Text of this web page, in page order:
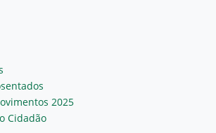
2025
Cidadão